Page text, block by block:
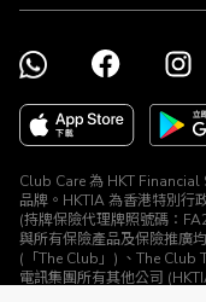
Club Care 為 HKT
品牌。HKTIA 為香港特別行
(持牌保險代理牌照號碼：
與所有保險產品及保險推廣
(「The Club」) 、The Club
電訊集團所有其他公司